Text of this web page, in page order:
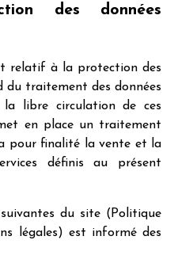
des données
relatif à la protection des
du traitement des données
libre circulation de ces
en place un traitement
pour finalité la vente et la
définis au présent
du site (Politique
légales) est informé des